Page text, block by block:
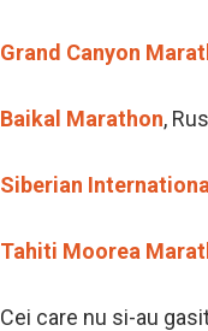
Grand Canyon
Baikal Marathon,
Siberian
Tahiti Moorea
Cei care nu si-au